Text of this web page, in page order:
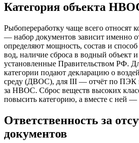
Категория объекта
Рыбопереработку чаще всего относят
— набор документов зависит именно
определяют мощность, состав и
вод, наличие сброса в водный объект
установленные Правительством РФ.
категории подают декларацию о
среду (ДВОС), для III — отчёт по ПЭК
за НВОС. Сброс веществ высоких
повысить категорию, а вместе с ней —
Ответственность за
документов